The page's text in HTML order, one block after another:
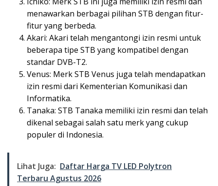
menawarkan berbagai pilihan STB dengan fitur-
fitur yang berbeda.
Akari: Akari telah mengantongi izin resmi untuk
beberapa tipe STB yang kompatibel dengan
standar DVB-T2.
Venus: Merk STB Venus juga telah mendapatkan
izin resmi dari Kementerian Komunikasi dan
Informatika.
Tanaka: STB Tanaka memiliki izin resmi dan telah
dikenal sebagai salah satu merk yang cukup
populer di Indonesia.
Lihat Juga: Daftar Harga TV LED Polytron
Terbaru Agustus 2026